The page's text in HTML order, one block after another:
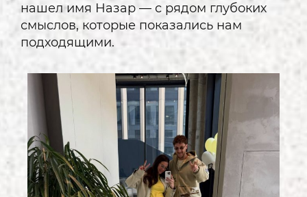
нашел имя Назар — с рядом глубоких
смыслов, которые показались нам
подходящими.